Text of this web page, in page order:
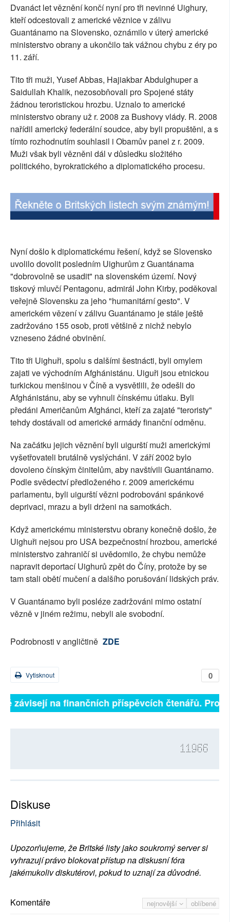
SOCIÁLNÍ SÍTĚ
RUBRIKY
PLNÁ VERZE STRÁNEK
Dvanáct let věznění končí nyní pro tři nevinné Uighury,
kteří odcestovali z americké věznice v zálivu
Guantánamo na Slovensko, oznámilo v úterý americké
ministerstvo obrany a ukončilo tak vážnou chybu z éry po
11. září.
Tito tři muži, Yusef Abbas, Hajiakbar Abdulghuper a
Saidullah Khalik, nezosobňovali pro Spojené státy
žádnou teroristickou hrozbu. Uznalo to americké
ministerstvo obrany už r. 2008 za Bushovy vlády. R. 2008
nařídil americký federální soudce, aby byli propuštěni, a s
tímto rozhodnutím souhlasil i Obamův panel z r. 2009.
Muži však byli vězněni dál v důsledku složitého
politického, byrokratického a diplomatického procesu.
Nyní došlo k diplomatickému řešení, když se Slovensko
uvolilo dovolit posledním Uighurům z Guantánama
"dobrovolně se usadit" na slovenském území. Nový
tiskový mluvčí Pentagonu, admirál John Kirby, poděkoval
veřejně Slovensku za jeho "humanitární gesto". V
americkém vězení v zálivu Guantánamo je stále ještě
zadržováno 155 osob, proti většině z nichž nebylo
vzneseno žádné obvinění.
Tito tři Uighuři, spolu s dalšími šestnácti, byli omylem
zajati ve východním Afghánistánu. Uiguři jsou etnickou
turkickou menšinou v Číně a vysvětlili, že odešli do
Afghánistánu, aby se vyhnuli čínskému útlaku. Byli
předáni Američanům Afghánci, kteří za zajaté "teroristy"
tehdy dostávali od americké armády finanční odměnu.
Na začátku jejich věznění byli uigurští muži americkými
vyšetřovateli brutálně vyslýcháni. V září 2002 bylo
dovoleno čínským činitelům, aby navštívili Guantánamo.
Podle svědectví předloženého r. 2009 americkému
parlamentu, byli uigurští vězni podrobováni spánkové
deprivaci, mrazu a byli drženi na samotkách.
Když americkému ministerstvu obrany konečně došlo, že
Uighuři nejsou pro USA bezpečnostní hrozbou, americké
ministerstvo zahraničí si uvědomilo, že chybu nemůže
napravit deportací Uighurů zpět do Číny, protože by se
tam stali obětí mučení a dalšího porušování lidských práv.
V Guantánamo byli posléze zadržováni mimo ostatní
vězně v jiném režimu, nebyli ale svobodní.
Podrobnosti v angličtině ZDE
0
Vytisknout
závisejí na finančních příspěvcích čtenářů.
11966
Diskuse
Přihlásit
Upozorňujeme, že Britské listy jako soukromý server si
vyhrazují právo blokovat přístup na diskusní fóra
jakémukoliv diskutérovi, pokud to uznají za důvodné.
nejnovější oblíbené
Komentáře